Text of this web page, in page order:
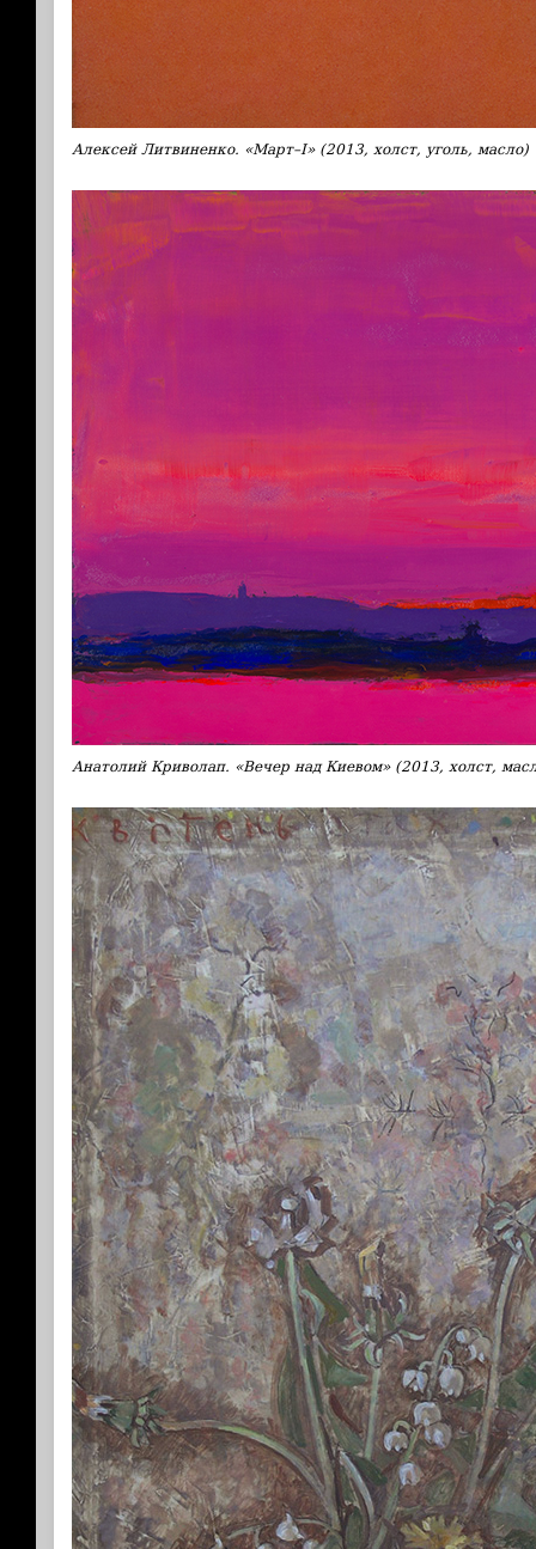
Алексей Литвиненко. «Март–І» (2013, холст, уголь, масло)
Анатолий Криволап. «Вечер над Киевом» (2013, холст,